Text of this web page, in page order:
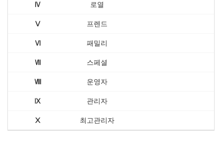
Ⅳ 로열
Ⅴ 프렌드
Ⅵ 패밀리
Ⅶ 스페셜
Ⅷ 운영자
Ⅸ 관리자
Ⅹ 최고관리자